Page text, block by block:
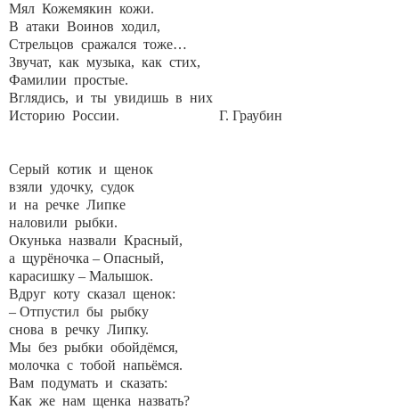
Мял Кожемякин кожи.
В атаки Воинов ходил,
Стрельцов сражался тоже…
Звучат, как музыка, как стих,
Фамилии простые.
Вглядись, и ты увидишь в них
Историю России. Г. Граубин
Серый котик и щенок
взяли удочку, судок
и на речке Липке
наловили рыбки.
Окунька назвали Красный,
а щурёночка – Опасный,
карасишку – Малышок.
Вдруг коту сказал щенок:
– Отпустил бы рыбку
снова в речку Липку.
Мы без рыбки обойдёмся,
молочка с тобой напьёмся.
Вам подумать и сказать:
Как же нам щенка назвать?